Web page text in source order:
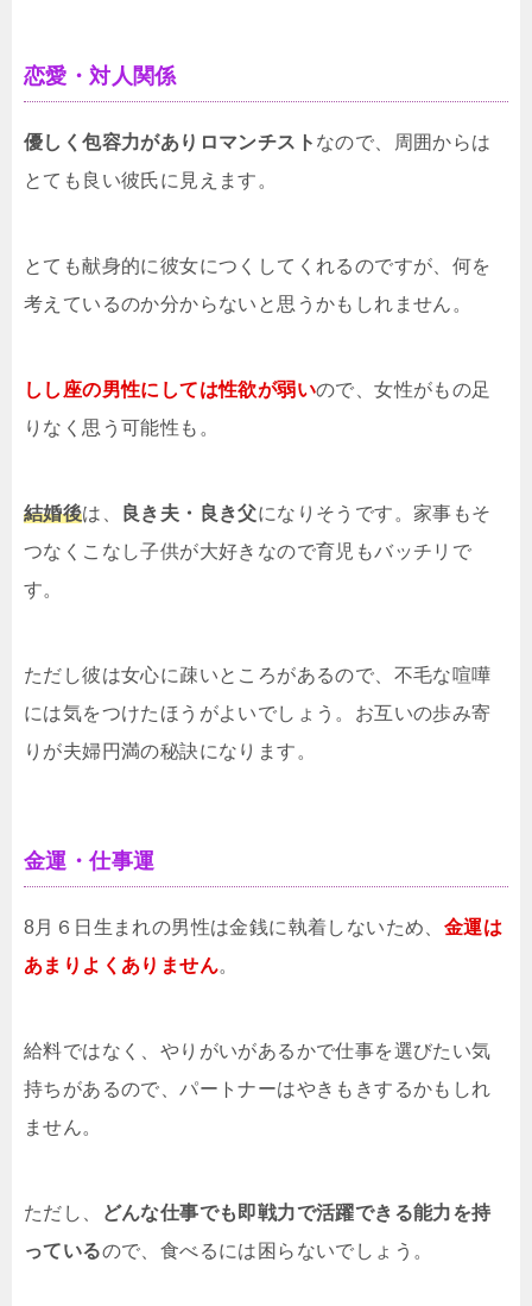
恋愛・対人関係
優しく包容力がありロマンチスト なので、周囲からは
とても良い彼氏に見えます。
とても献身的に彼女につくしてくれるのですが、何を
考えているのか分からないと思うかもしれません。
しし座の男性にしては性欲が弱いので、女性がもの足
りなく思う可能性も。
結婚後は、 良き夫・良き父になりそうです。家事もそ
つなくこなし子供が大好きなので育児もバッチリで
す。
ただし彼は女心に疎いところがあるので、不毛な喧嘩
には気をつけたほうがよいでしょう。お互いの歩み寄
りが夫婦円満の秘訣になります。
金運・仕事運
8月６日生まれの男性は金銭に執着しないため、 金運は
あまりよくありません。
給料ではなく、やりがいがあるかで仕事を選びたい気
持ちがあるので、パートナーはやきもきするかもしれ
ません。
ただし、
どんな仕事でも即戦力で活躍できる能力を持
っているので、食べるには困らないでしょう。